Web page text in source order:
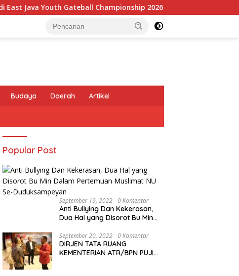
Gateball Championship 2026 Gresik Taekwondo
Budaya Daerah Artikel
Popular Post
September 19, 2022 0 Komentar
Anti Bullying Dan Kekerasan,
Dua Hal yang Disorot Bu Min
Se-Duduksampeyan
September 20, 2022 0 Komentar
DIRJEN TATA RUANG
KEMENTERIAN ATR/BPN PUJI